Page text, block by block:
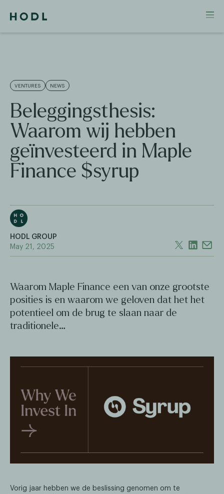
VENTURES NEWS
Beleggingsthesis:
Waarom wij hebben
geïnvesteerd in Maple
Finance $syrup
HODL GROUP
May 21, 2025
Waarom Maple Finance een van onze grootste
posities is en waarom we geloven dat het het
potentieel om de brug te slaan naar de
traditionele…
Vorig jaar hebben we de beslissing genomen om te